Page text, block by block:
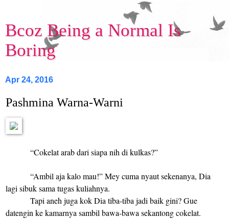
Bcoz Being a Normal Is
Boring
Apr 24, 2016
Pashmina Warna-Warni
“Cokelat arab dari siapa nih di kulkas?”
“Ambil aja kalo mau!” Mey cuma nyaut sekenanya, Dia
lagi sibuk sama tugas kuliahnya.
Tapi aneh juga kok Dia tiba-tiba jadi baik gini? Gue
datengin ke kamarnya sambil bawa-bawa sekantong cokelat.